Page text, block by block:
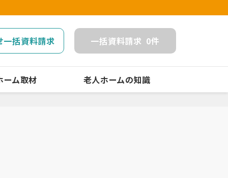
一括資料請求 一括資料請求 0件
ーム取材 老人ホームの知識